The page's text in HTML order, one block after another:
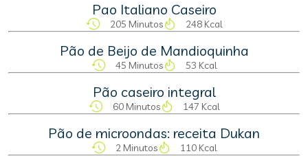
Pao Italiano Caseiro
205 Minutos 248 Kcal
Pão de Beijo de Mandioquinha
45 Minutos 53 Kcal
Pão caseiro integral
60 Minutos 147 Kcal
Pão de microondas: receita Dukan
2 Minutos 110 Kcal